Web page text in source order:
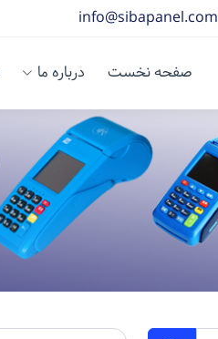
info@sibapanel.com
صفحه نخست درباره ما